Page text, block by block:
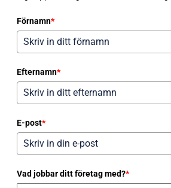
Förnamn*
Efternamn*
E-post*
Vad jobbar ditt företag med?*